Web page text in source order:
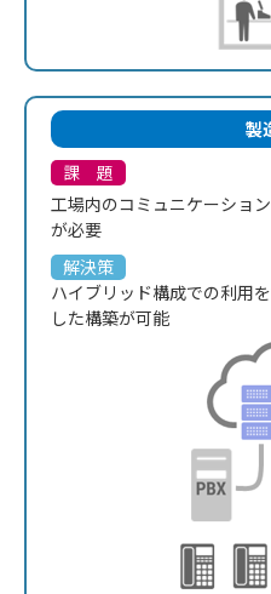
製
課 題
工場内のコミュニケーショ
が必要
解決策
ハイブリッド構成での利用を
した構築が可能